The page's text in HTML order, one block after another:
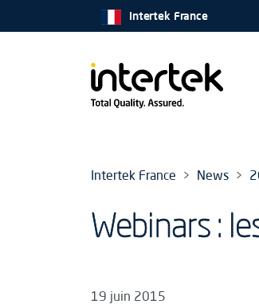
Intertek France
Intertek France News
Webinars :
19 juin 2015